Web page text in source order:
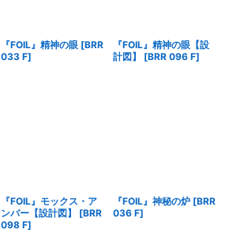
『FOIL』精神の眼 [BRR
033 F]
『FOIL』精神の眼【設
計図】
[BRR 096 F]
『FOIL』モックス・ア
ンバー【設計図】
[BRR
098 F]
『FOIL』神秘の炉 [BRR
036 F]